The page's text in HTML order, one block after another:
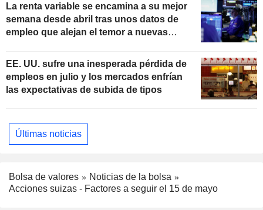
La renta variable se encamina a su mejor
semana desde abril tras unos datos de
empleo que alejan el temor a nuevas
EE. UU. sufre una inesperada pérdida de
empleos en julio y los mercados enfrían
las expectativas de subida de tipos
Últimas noticias
Bolsa de valores
Noticias de la bolsa
Acciones suizas - Factores a seguir el 15 de mayo